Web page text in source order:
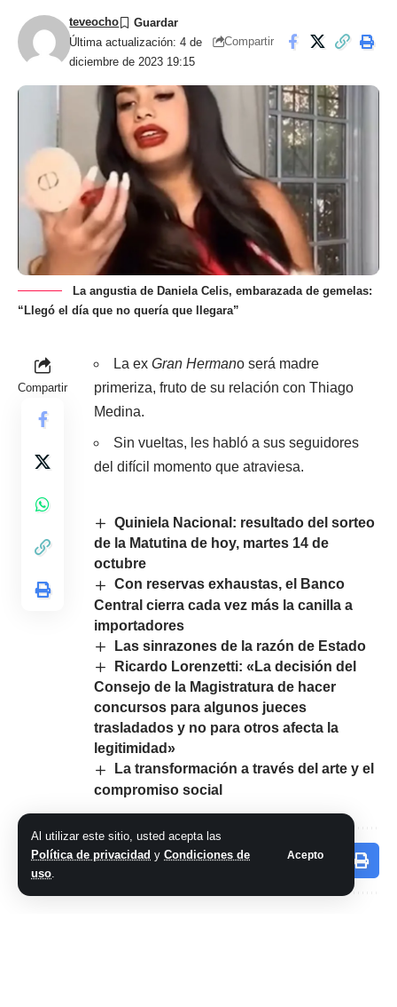
Al utilizar este sitio, usted acepta las
Política de privacidad y Condiciones de
uso.
Acepto
Última actualización: 4 de
diciembre de 2023 19:15
teveocho
Compartir
La angustia de Daniela Celis, embarazada de gemelas:
“Llegó el día que no quería que llegara”
Compartir
La ex Gran Hermano será madre
primeriza, fruto de su relación con Thiago
Medina.
Sin vueltas, les habló a sus seguidores
del difícil momento que atraviesa.
Quiniela Nacional: resultado del sorteo
de la Matutina de hoy, martes 14 de
octubre
Con reservas exhaustas, el Banco
Central cierra cada vez más la canilla a
importadores
Las sinrazones de la razón de Estado
Ricardo Lorenzetti: «La decisión del
Consejo de la Magistratura de hacer
concursos para algunos jueces
trasladados y no para otros afecta la
legitimidad»
La transformación a través del arte y el
compromiso social
Comparte este artículo